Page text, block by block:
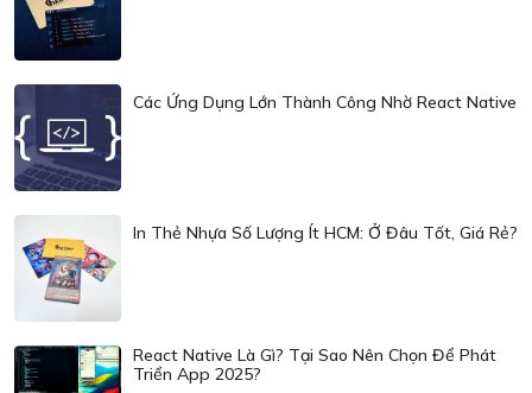
Các Ứng Dụng Lớn Thành Công Nhờ React Native
In Thẻ Nhựa Số Lượng Ít HCM: Ở Đâu Tốt, Giá Rẻ?
React Native Là Gì? Tại Sao Nên Chọn Để Phát
Triển App 2025?